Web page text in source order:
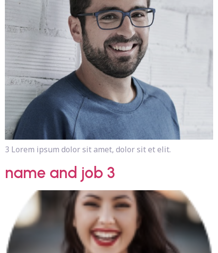
3 Lorem ipsum dolor sit amet, dolor sit et elit.
name and job 3